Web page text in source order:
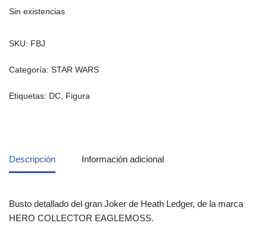
Sin existencias
SKU: FBJ
Categoría: STAR WARS
Etiquetas: DC Figura
Descripción Información adicional
Busto detallado del gran Joker de Heath Ledger, de la marca
HERO COLLECTOR EAGLEMOSS.